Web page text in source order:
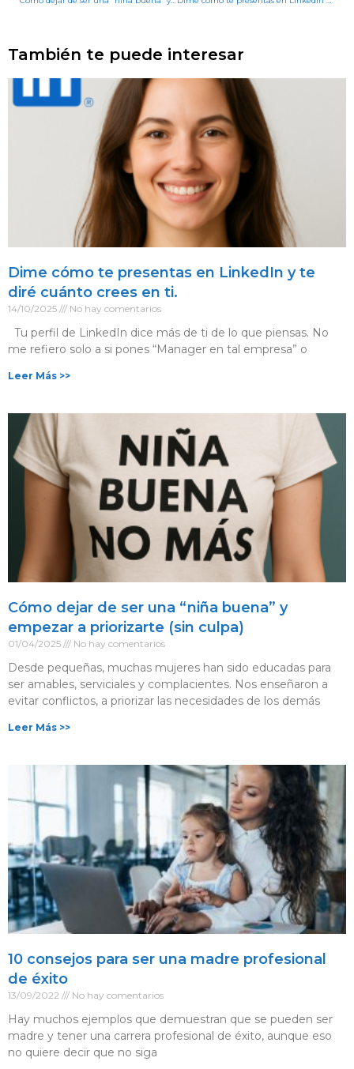
También te puede interesar
Dime cómo te presentas en LinkedIn y te
diré cuánto crees en ti.
14/10/2025 No hay comentarios
Tu perfil de LinkedIn dice más de ti de lo que piensas. No
me refiero solo a si pones “Manager en tal empresa” o
Leer Más >>
Cómo dejar de ser una “niña buena” y
empezar a priorizarte (sin culpa)
01/04/2025 No hay comentarios
Desde pequeñas, muchas mujeres han sido educadas para
ser amables, serviciales y complacientes. Nos enseñaron a
evitar conflictos, a priorizar las necesidades de los demás
Leer Más >>
10 consejos para ser una madre profesional
de éxito
13/09/2022 No hay comentarios
Hay muchos ejemplos que demuestran que se pueden ser
madre y tener una carrera profesional de éxito, aunque eso
no quiere decir que no siga